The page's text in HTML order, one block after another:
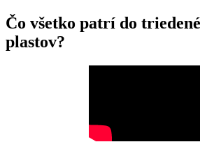
Čo všetko patrí do
plastov?